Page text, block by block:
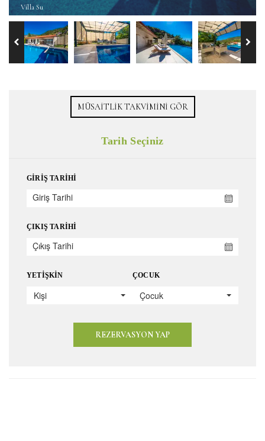
Villa Su
MÜSAITLIK TAKVIMINI GÖR
Tarih Seçiniz
GIRIŞ TARIHI
ÇIKIŞ TARIHI
YETIŞKIN
Kişi
ÇOCUK
Çocuk
REZERVASYON YAP